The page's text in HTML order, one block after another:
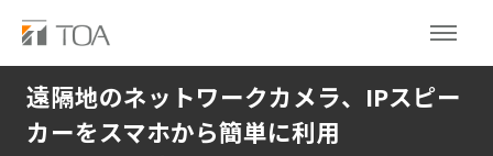
遠隔地のネットワークカメラ、IPスピー
カーをスマホから簡単に利用